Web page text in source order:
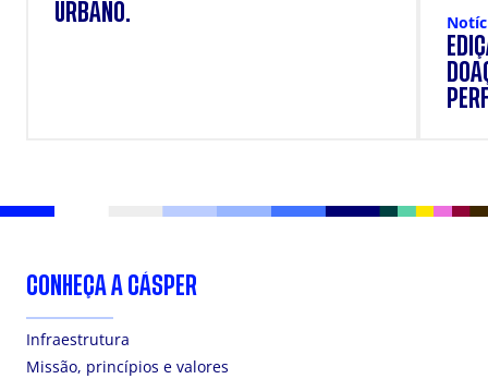
URBANO.
CONHEÇA A CÁSPER
Infraestrutura
Missão, princípios e valores